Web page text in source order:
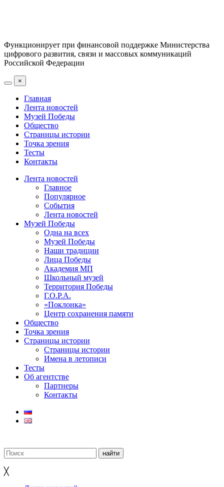
Функционирует при финансовой поддержке Министерства
цифрового развития, связи и массовых коммуникаций
Российской Федерации
×
Главная
Лента новостей
Музей Победы
Общество
Страницы истории
Точка зрения
Тесты
Контакты
Лента новостей
Главное
Популярное
События
Лента новостей
Музей Победы
Одна на всех
Музей Победы
Наши традиции
Лица Победы
Академия МП
Школьный музей
Территория Победы
Г.О.Р.А.
«Поклонка»
Центр сохранения памяти
Общество
Точка зрения
Страницы истории
Страницы истории
Имена в летописи
Тесты
Об агентстве
Партнеры
Контакты
╳